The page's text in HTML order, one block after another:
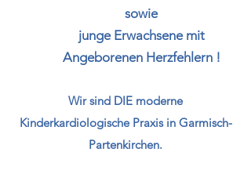
sowie
junge Erwachsene mit
Angeborenen Herzfehlern !
​Wir sind DIE moderne
Kinderkardiologische Praxis in Garmisch-
Partenkirchen.